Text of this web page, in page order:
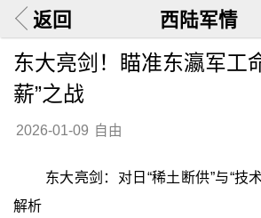
返回 西陆军情
东大亮剑！瞄准东瀛军工
薪”之战
2026-01-09 自由
东大亮剑：对日“稀土断供”与“技
解析